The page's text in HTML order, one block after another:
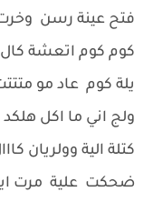
فتح عينة رسن وخرت
كوم كوم اتعشة كال
يلة كوم عاد مو
ولج اني ما اكل
كتلة الية وولريان
ضحكت علية مرت